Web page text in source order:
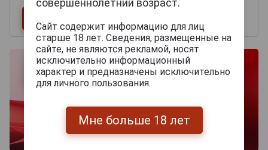
Сайт содержит информацию для лиц
старше 18 лет. Сведения, размещенные на
сайте, не являются рекламой, носят
исключительно информационный
характер и предназначены исключительно
для личного пользования.
Мне больше 18 лет